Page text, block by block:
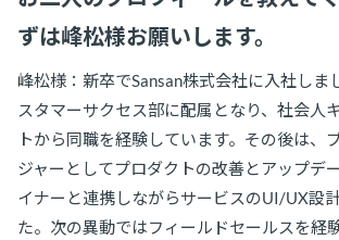
ずは峰松様お願いします。
峰松様：新卒でSansan株式会社に入社しま
スタマーサクセス部に配属となり、社会人
トから同職を経験しています。その後は、
ジャーとしてプロダクトの改善とアップデ
イナーと連携しながらサービスのUI/UX設
た。次の異動ではフィールドセールスを経